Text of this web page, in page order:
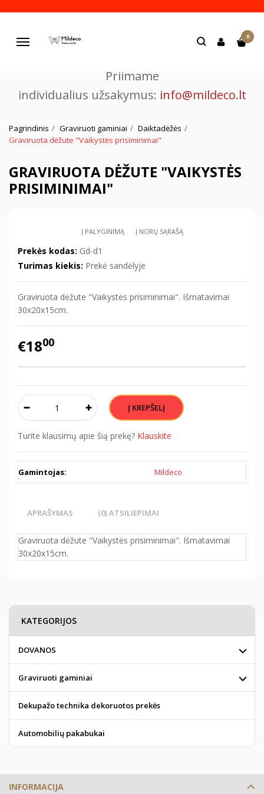
Navigacija
0
Priimame
individualius užsakymus: info@mildeco.lt
Pagrindinis Graviruoti gaminiai
Daiktadėžės
Graviruota dėžute "Vaikystės prisiminimai"
GRAVIRUOTA DĖŽUTE "VAIKYSTĖS
PRISIMINIMAI"
Į PALYGINIMĄ Į NORŲ SĄRAŠĄ
Prekės kodas: Gd-d1
Turimas kiekis: Prekė sandėlyje
Graviruota dėžute "Vaikystės prisiminimai". Išmatavimai
30x20x15cm.
€1800
Turite klausimų apie šią prekę? Klauskite
Gamintojas: Mildeco
APRAŠYMAS (0) ATSILIEPIMAI
Graviruota dėžute "Vaikystės prisiminimai". Išmatavimai
30x20x15cm.
KATEGORIJOS
DOVANOS
Graviruoti gaminiai
Dekupažo technika dekoruotos prekės
Automobilių pakabukai
INFORMACIJA